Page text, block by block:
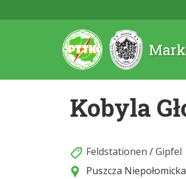
Kobyla
Feldstationen /Gipfel
Puszcza Niepołomicka